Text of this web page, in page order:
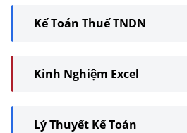
Kế Toán Thuế TNDN
Kinh Nghiệm Excel
Lý Thuyết Kế Toán